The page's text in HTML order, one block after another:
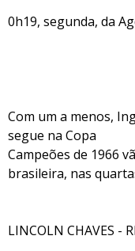
0h19, segunda, da
Com um a menos,
segue na Copa
Campeões de 1966
brasileira, nas
LINCOLN CHAVES -